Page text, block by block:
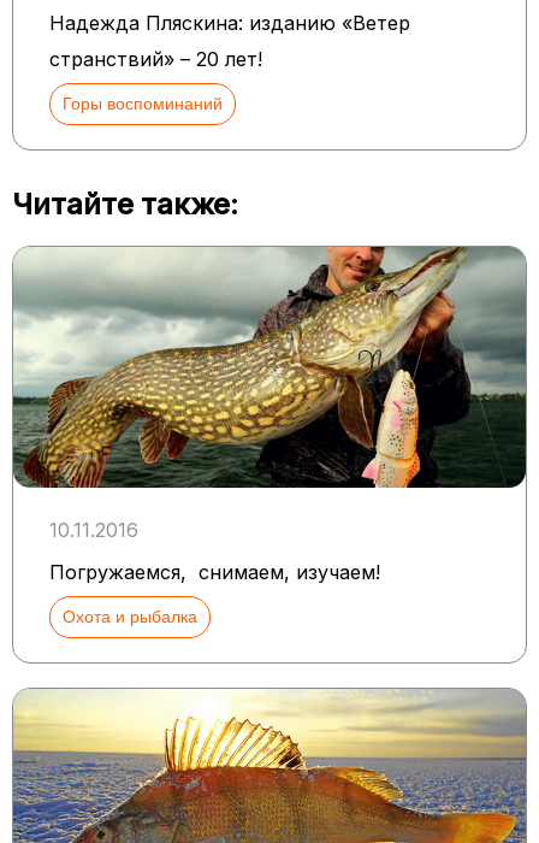
Надежда Пляскина: изданию «Ветер
странствий» – 20 лет!
Горы воспоминаний
Читайте также:
10.11.2016
Погружаемся, снимаем, изучаем!
Охота и рыбалка